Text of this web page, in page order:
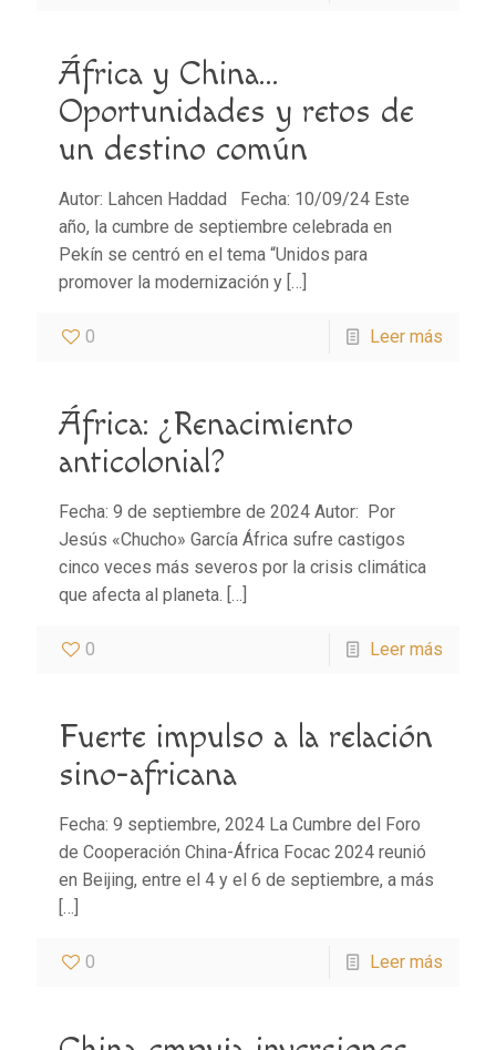
África y China…
Oportunidades y retos de
un destino común
Autor: Lahcen Haddad Fecha: 10/09/24 Este
año, la cumbre de septiembre celebrada en
Pekín se centró en el tema “Unidos para
promover la modernización y […]
0 Leer más
África: ¿Renacimiento
anticolonial?
Fecha: 9 de septiembre de 2024 Autor: Por
Jesús «Chucho» García África sufre castigos
cinco veces más severos por la crisis climática
que afecta al planeta. […]
0 Leer más
Fuerte impulso a la relación
sino-africana
Fecha: 9 septiembre, 2024 La Cumbre del Foro
de Cooperación China-África Focac 2024 reunió
en Beijing, entre el 4 y el 6 de septiembre, a más
[…]
0 Leer más